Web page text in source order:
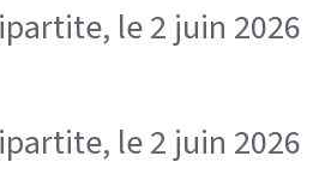
le 2 juin 2026
le 2 juin 2026